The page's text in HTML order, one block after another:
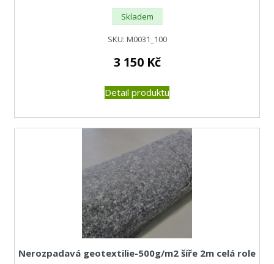
Skladem
SKU: M0031_100
3 150 Kč
Detail produktu
Nerozpadavá geotextilie-500g/m2 šíře 2m celá role